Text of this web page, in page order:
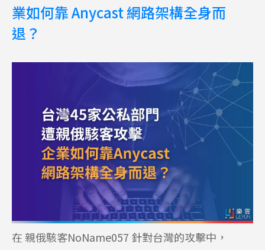
業如何靠 Anycast 網路架構全身而
退？
在 親俄駭客NoName057 針對台灣的攻擊中，